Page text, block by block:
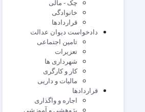
چک - مالی
خانوادگی
قراردادها
دادخواست دیوان عدالت
تامین اجتماعی
تعزیرات
شهرداری ها
کار و کارگری
مالیات و داریی
قراردادها
اجاره و واگذاری
پژوهشی و آموزشی